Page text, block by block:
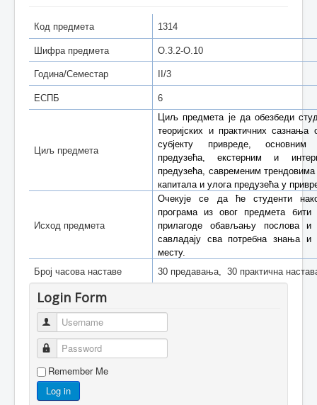
Код предмета 1314
Шифра предмета O.3.2-О.10
Година/Семестар II/3
ЕСПБ 6
Циљ предмета
Циљ предмета је да обезбеди
теоријских и практичних
субјекту привреде,
предузећа, екстерним и
предузећа, савременим
капитала и улога предузећа у
Исход предмета
Очекује се да ће студенти
програма из овог
предмета
прилагоде обављању послова и
савладају сва потребна знања
месту.
Број часова наставе
30 предавања, 30 практична
Login Form
Username
Password
Remember Me
Log in